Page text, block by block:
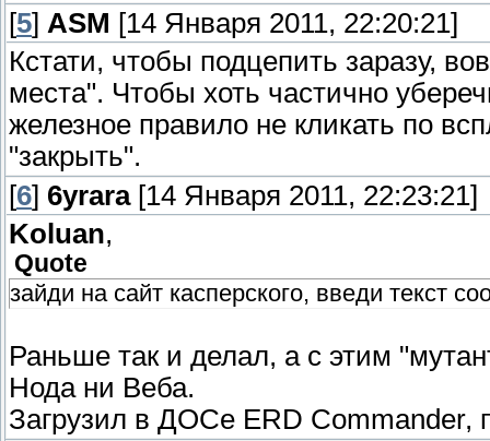
[5] ASM [14 Января 2011, 22:20:21]
Кстати, чтобы подцепить заразу,
места". Чтобы хоть частично
железное правило не кликать по
"закрыть".
[6] 6yrara[14 Января 2011, 22:23:21]
Koluan,
Quote
зайди на сайт касперского, введи текст
Раньше так и делал, а с этим
Нода ни Веба.
Загрузил в ДОСе ERD Commander,